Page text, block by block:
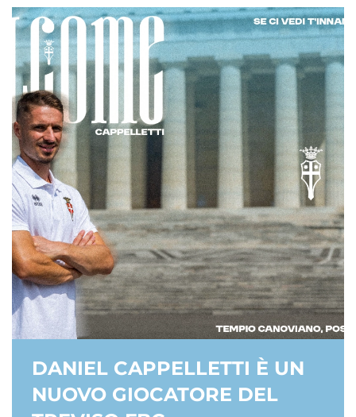
DANIEL CAPPELLETTI È UN
NUOVO GIOCATORE DEL